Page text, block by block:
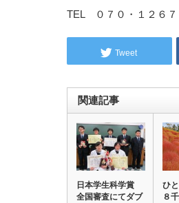
TEL ０７０・１２６７
Tweet
関連記事
日本学生科学賞
全国審査にてダブ
ひ
８